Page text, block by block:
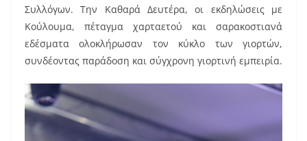
Συλλόγων. Την Καθαρά Δευτέρα, οι εκδηλώσεις με
Κούλουμα, πέταγμα χαρταετού και σαρακοστιανά
εδέσματα ολοκλήρωσαν τον κύκλο των γιορτών,
συνδέοντας παράδοση και σύγχρονη γιορτινή εμπειρία.